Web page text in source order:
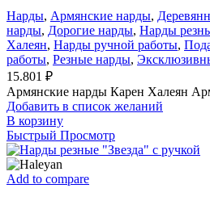
Нарды, Армянские нарды,
нарды, Дорогие нарды, Нарды
Халеян, Нарды ручной работы,
работы, Резные нарды,
15.801 ₽
Армянские нарды Карен Халеян
Добавить в список желаний
В корзину
Быстрый Просмотр
Add to compare